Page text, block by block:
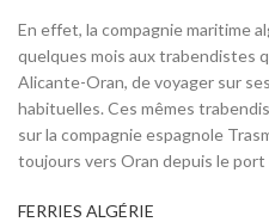
En effet, la compagnie maritime
quelques mois aux trabendistes
Alicante-Oran, de voyager sur
habituelles. Ces mêmes
sur la compagnie espagnole
toujours vers Oran depuis le port
FERRIES ALGÉRIE